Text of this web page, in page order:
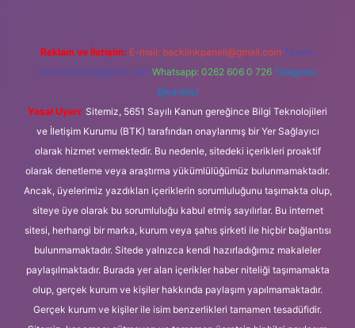
Reklam ve İletişim: E-mail: backlinkpaneli@gmail.com Teams:
forumhizmeti@gmail.com Whatsapp: 0262 606 0 726 Telegram:
@karabul
Yasal Uyarı: Sitemiz, 5651 Sayılı Kanun gereğince Bilgi Teknolojileri
ve İletişim Kurumu (BTK) tarafından onaylanmış bir Yer Sağlayıcı
olarak hizmet vermektedir. Bu nedenle, sitedeki içerikleri proaktif
olarak denetleme veya araştırma yükümlülüğümüz bulunmamaktadır.
Ancak, üyelerimiz yazdıkları içeriklerin sorumluluğunu taşımakta olup,
siteye üye olarak bu sorumluluğu kabul etmiş sayılırlar. Bu internet
sitesi, herhangi bir marka, kurum veya şahıs şirketi ile hiçbir bağlantısı
bulunmamaktadır. Sitede yalnızca kendi hazırladığımız makaleler
paylaşılmaktadır. Burada yer alan içerikler haber niteliği taşımamakta
olup, gerçek kurum ve kişiler hakkında paylaşım yapılmamaktadır.
Gerçek kurum ve kişiler ile isim benzerlikleri tamamen tesadüfidir.